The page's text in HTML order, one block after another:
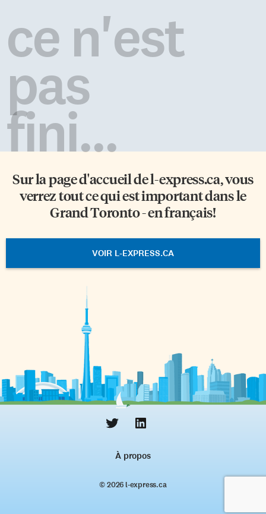
Durant l’été, Sophie Bernier,
coordonnatrice culturelle au
CFT a fait un appel aux
employés du CFT pour mettre
cours des prochaines semaines,
alors qu’ils prépareront leur
jugement dans la cause
ce n'est
pas
fini...
Sur la page d'accueil del-express.ca, vous
verrez tout ce qui est important dans le
Grand Toronto - en français!
VOIR L-EXPRESS.CA
À propos
© 2026 l‑express.ca